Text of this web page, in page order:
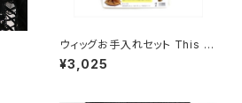
ウィッグお手入れセット This it
em can not ship overseas
¥3,025